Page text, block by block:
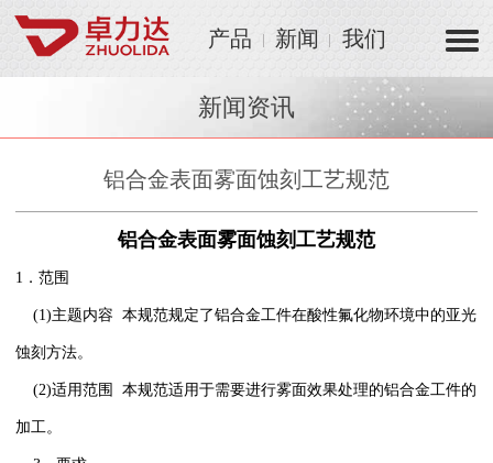
产品 新闻 我们
新闻资讯
铝合金表面雾面蚀刻工艺规范
铝合金表面雾面蚀刻工艺规范
1．范围
(1)主题内容 本规范规定了铝合金工件在酸性氟化物环境中的亚光
蚀刻方法。
(2)适用范围 本规范适用于需要进行雾面效果处理的铝合金工件的
加工。